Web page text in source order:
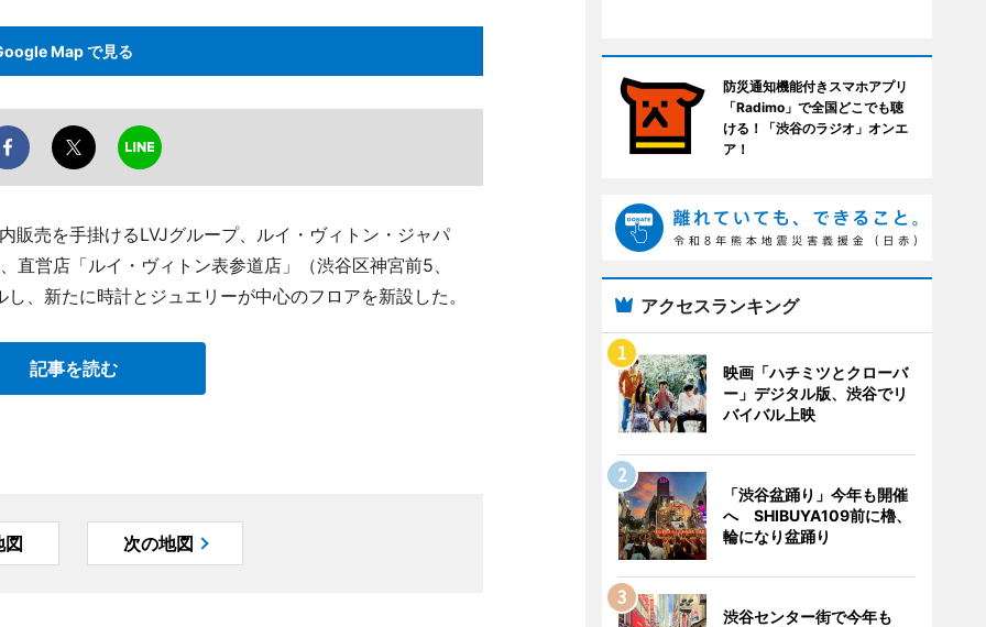
Map で見る
販売を手掛けるLVJグループ、ルイ・ヴィトン・ジャパ
直営店「ルイ・ヴィトン表参道店」（渋谷区神宮前5、
、新たに時計とジュエリーが中心のフロアを新設した。
記事を読む
図 次の地図
防災通知機能付きスマホアプリ
「Radimo」で全国どこでも聴
ける！「渋谷のラジオ」オンエ
ア！
アクセスランキング
映画「ハチミツとクローバ
ー」デジタル版、渋谷でリ
バイバル上映
「渋谷盆踊り」今年も開催
へ SHIBUYA109前に櫓、
輪になり盆踊り
渋谷センター街で今年も